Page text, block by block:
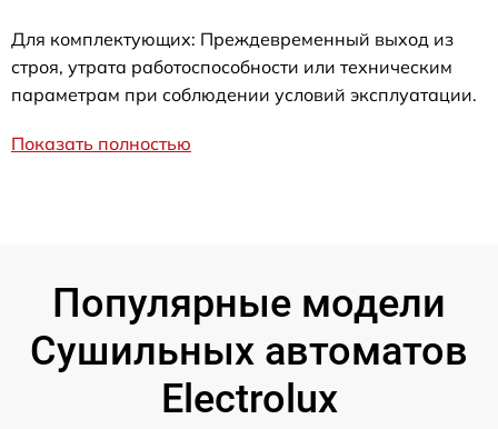
Для комплектующих: Преждевременный выход из
строя, утрата работоспособности или техническим
параметрам при соблюдении условий эксплуатации.
Показать полностью
Популярные модели
Сушильных автоматов
Electrolux